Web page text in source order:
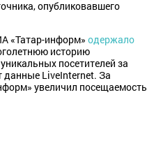
опубликовавшего
«Татар-информ» одержало
историю
посетителей за
данные LiveInternet. За
увеличил посещаемость